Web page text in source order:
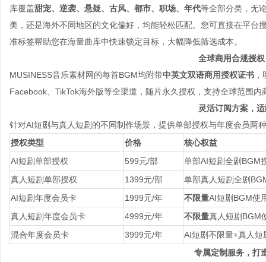
库覆盖甜宠、逆袭、悬疑、古风、都市、职场、年代等全部分类，无
美，还是海外不同地区的文化偏好，均能轻松匹配。您可直接在平
准标签帮助您在海量曲库中快速锁定目标，大幅降低筛选成本。
全球商用合规授
MUSINESS音乐素材网的每首BGM均附带中英文双语商用授权证书
Facebook、TikTok海外版等全渠道，随片永久授权，支持全球范围
灵活订阅方案，
针对AI短剧与真人短剧的不同制作场景，提供单部授权与年度会员两
授权类型
价格
核心权益
AI短剧单部授权
599元/部
单部AI短剧全剧BGM
真人短剧单部授权
1399元/部
单部真人短剧全剧
AI短剧年度会员卡
1999元/年 不限量AI短剧BGM使
真人短剧年度会员卡
4999元/年 不限量真人短剧BGM
混合年度会员卡
3999元/年
AI短剧不限量+真人短
专属定制服务，打